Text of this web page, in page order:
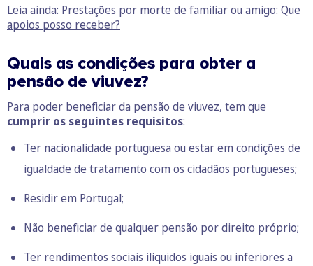
Leia ainda: Prestações por morte de familiar ou amigo: Que
apoios posso receber?
Quais as condições para obter a
pensão de viuvez?
Para poder beneficiar da pensão de viuvez, tem que
cumprir os seguintes requisitos:
Ter nacionalidade portuguesa ou estar em condições de
igualdade de tratamento com os cidadãos portugueses;
Residir em Portugal;
Não beneficiar de qualquer pensão por direito próprio;
Ter rendimentos sociais ilíquidos iguais ou inferiores a